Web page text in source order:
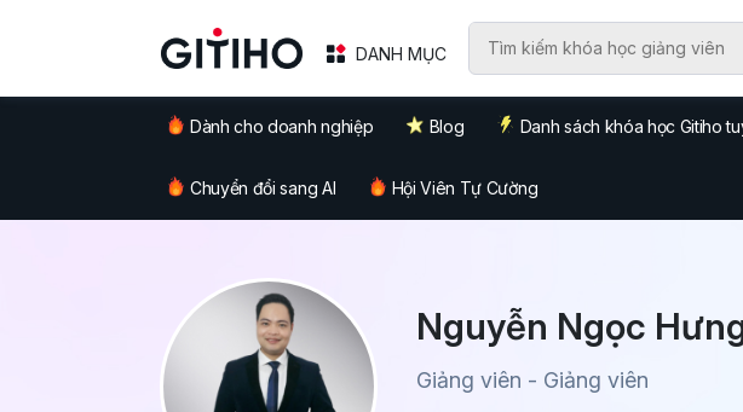
DANH MỤC
Dành cho doanh nghiệp Blog Danh sách khóa học Gitiho
Chuyển đổi sang AI Hội Viên Tự Cường
Nguyễn Ngọc
Giảng viên - Giảng viên